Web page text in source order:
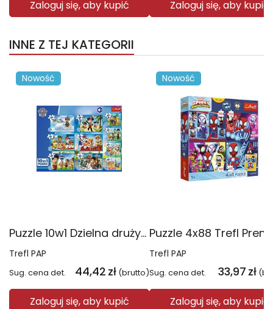
Zaloguj się, aby kupić Zaloguj się, aby kupić
INNE Z TEJ KATEGORII
Nowość
Puzzle 10w1 Dzielna drużyna Psiego Patrolu 96012
Trefl PAP
Sug. cena det. 44,42 zł (brutto)
Zaloguj się, aby kupić
Nowość
Trefl PAP
Sug. cena det. 33,97 zł
Zaloguj się, aby kupić